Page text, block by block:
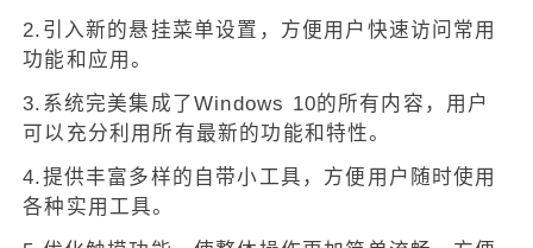
2.引入新的悬挂菜单设置，方便用户快速访问常用
功能和应用。
3.系统完美集成了Windows 10的所有内容，用户
可以充分利用所有最新的功能和特性。
4.提供丰富多样的自带小工具，方便用户随时使用
各种实用工具。